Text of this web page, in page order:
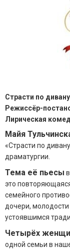
Страсти по
Режиссёр-
Лирическая
Майя
«Страсти по
драматургии.
Тема её пьесы
это
семейного
дочери,
устоявшимся
Четырёх
одной семьи в